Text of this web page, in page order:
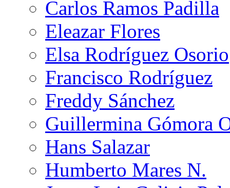
Carlos Ramos Padilla
Eleazar Flores
Elsa Rodríguez Osorio
Francisco Rodríguez
Freddy Sánchez
Guillermina Gómora
Hans Salazar
Humberto Mares N.